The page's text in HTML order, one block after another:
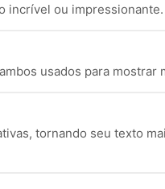
incrível ou impressionante.
usados para mostrar
tornando seu texto